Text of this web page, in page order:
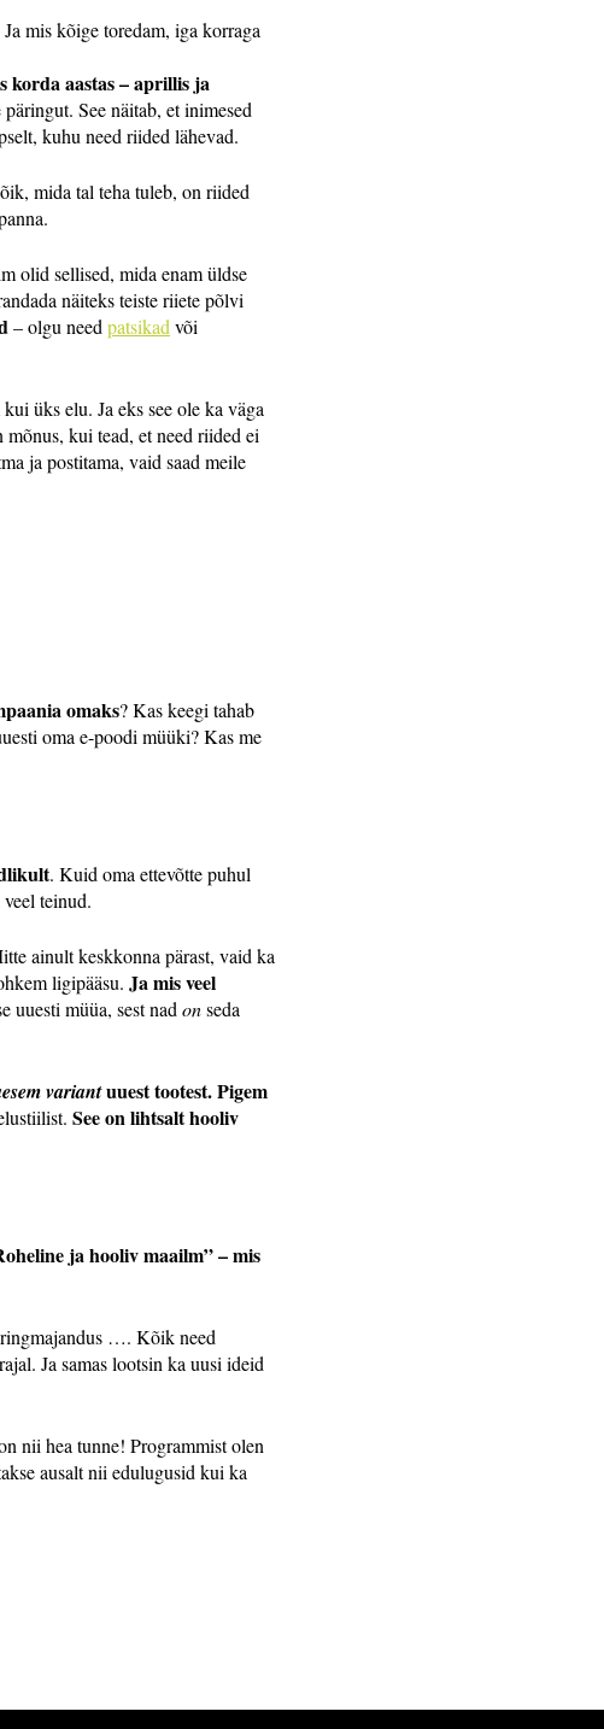
mis kõige toredam, iga korraga
korda aastas – aprillis ja
See näitab, et inimesed
kuhu need riided lähevad.
mida tal teha tuleb, on riided
olid sellised, mida enam üldse
näiteks teiste riiete põlvi
– olgu need patsikad või
üks elu. Ja eks see ole ka väga
kui tead, et need riided ei
ja postitama, vaid saad meile
omaks? Kas keegi tahab
oma e-poodi müüki? Kas me
. Kuid oma ettevõtte puhul
teinud.
ainult keskkonna pärast, vaid ka
ligipääsu. Ja mis veel
uuesti müüa, sest nad onseda
variantuuest tootest. Pigem
See on lihtsalt hooliv
ja hooliv maailm” – mis
ringmajandus …. Kõik need
Ja samas lootsin ka uusi ideid
nii hea tunne! Programmist olen
ausalt nii edulugusid kui ka